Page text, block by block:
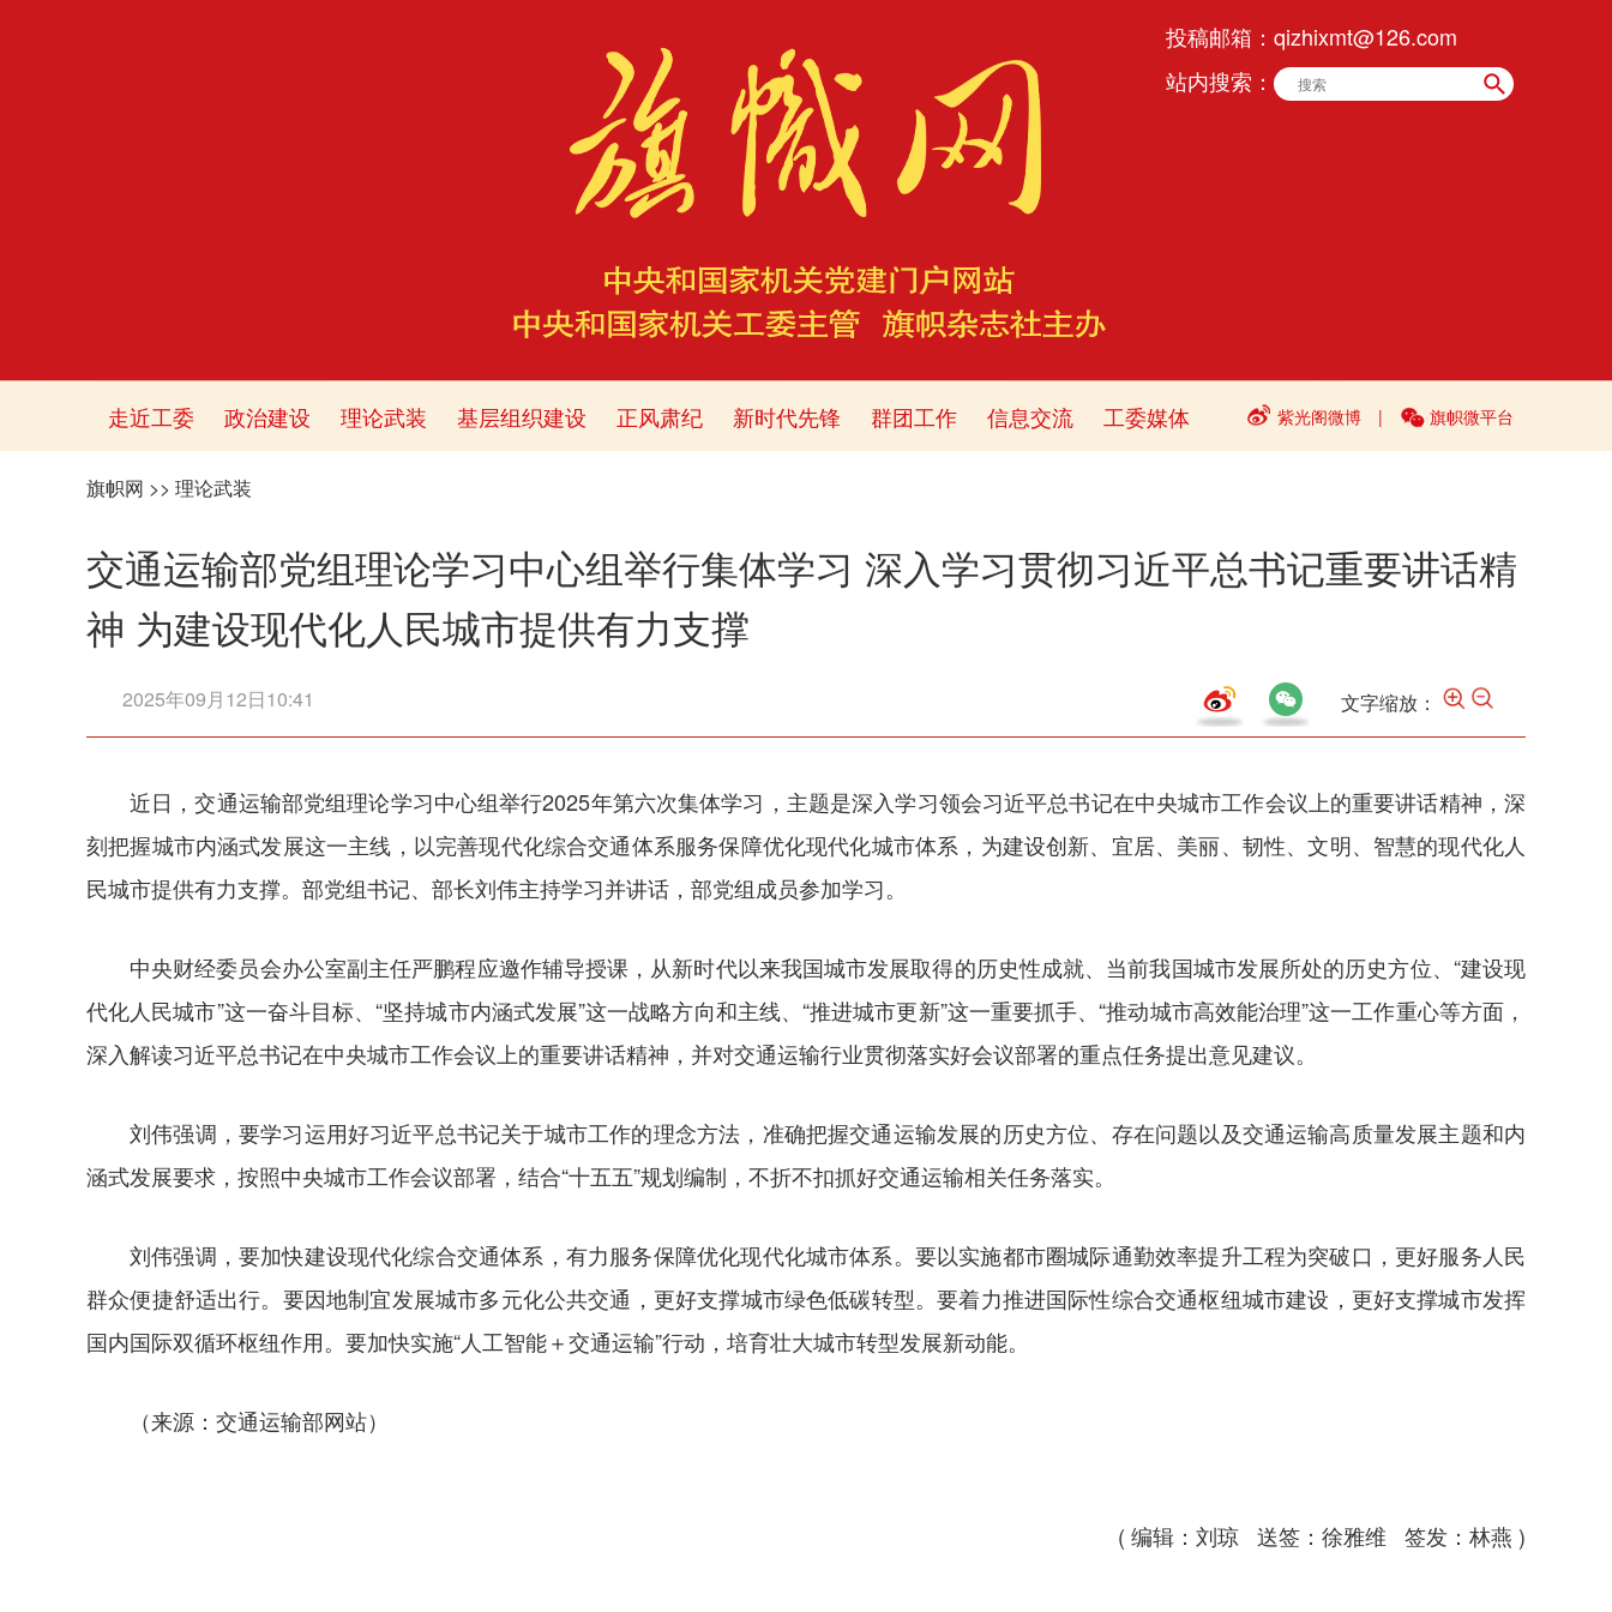
投稿邮箱： qizhixmt@126.com
站内搜索：
走近工委 政治建设 理论武装 基层组织建设 正风肃纪 新时代先锋 群团工作 信息交流 工委媒体 紫光阁微博 | 旗帜微平台
旗帜网 >> 理论武装
交通运输部党组理论学习中心组举行集体学习 深入学习贯彻习近平总书记重要讲话精
神 为建设现代化人民城市提供有力支撑
2025年09月12日10:41 文字缩放：
近日，交通运输部党组理论学习中心组举行2025年第六次集体学习，主题是深入学习领会习近平总书记在中央城市工作会议上的重要讲话精神，深
刻把握城市内涵式发展这一主线，以完善现代化综合交通体系服务保障优化现代化城市体系，为建设创新、宜居、美丽、韧性、文明、智慧的现代化人
民城市提供有力支撑。部党组书记、部长刘伟主持学习并讲话，部党组成员参加学习。
中央财经委员会办公室副主任严鹏程应邀作辅导授课，从新时代以来我国城市发展取得的历史性成就、当前我国城市发展所处的历史方位、“建设现
代化人民城市”这一奋斗目标、“坚持城市内涵式发展”这一战略方向和主线、“推进城市更新”这一重要抓手、“推动城市高效能治理”这一工作重心等方面，
深入解读习近平总书记在中央城市工作会议上的重要讲话精神，并对交通运输行业贯彻落实好会议部署的重点任务提出意见建议。
刘伟强调，要学习运用好习近平总书记关于城市工作的理念方法，准确把握交通运输发展的历史方位、存在问题以及交通运输高质量发展主题和内
涵式发展要求，按照中央城市工作会议部署，结合“十五五”规划编制，不折不扣抓好交通运输相关任务落实。
刘伟强调，要加快建设现代化综合交通体系，有力服务保障优化现代化城市体系。要以实施都市圈城际通勤效率提升工程为突破口，更好服务人民
群众便捷舒适出行。要因地制宜发展城市多元化公共交通，更好支撑城市绿色低碳转型。要着力推进国际性综合交通枢纽城市建设，更好支撑城市发挥
国内国际双循环枢纽作用。要加快实施“人工智能＋交通运输”行动，培育壮大城市转型发展新动能。
（来源：交通运输部网站）
( 编辑：刘琼 送签：徐雅维 签发：林燕 )